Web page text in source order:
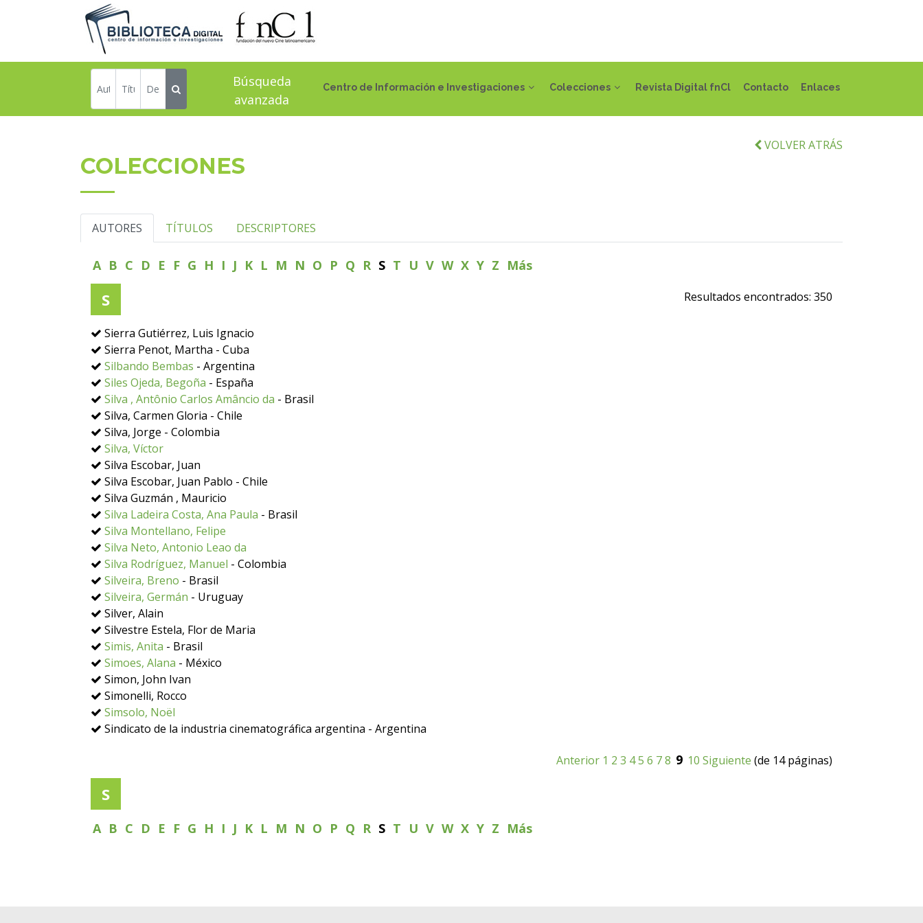
Centro de Información e Investigaciones Colecciones Revista Digital fnCl Contacto Enlaces
Búsqueda
avanzada
VOLVER ATRÁS
COLECCIONES
AUTORES TÍTULOS DESCRIPTORES
A B C D E F G H I J K L M N O P Q R S T U V W X Y Z Más
S Resultados encontrados: 350
Sierra Gutiérrez, Luis Ignacio
Sierra Penot, Martha - Cuba
Silbando Bembas - Argentina
Siles Ojeda, Begoña - España
Silva , Antônio Carlos Amâncio da - Brasil
Silva, Carmen Gloria - Chile
Silva, Jorge - Colombia
Silva, Víctor
Silva Escobar, Juan
Silva Escobar, Juan Pablo - Chile
Silva Guzmán , Mauricio
Silva Ladeira Costa, Ana Paula - Brasil
Silva Montellano, Felipe
Silva Neto, Antonio Leao da
Silva Rodríguez, Manuel - Colombia
Silveira, Breno - Brasil
Silveira, Germán - Uruguay
Silver, Alain
Silvestre Estela, Flor de Maria
Simis, Anita - Brasil
Simoes, Alana - México
Simon, John Ivan
Simonelli, Rocco
Simsolo, Noël
Sindicato de la industria cinematográfica argentina - Argentina
Anterior 1 2 3 45 6 78 9 10 Siguiente (de 14 páginas)
S
A B C D E F G H I J K L M N O P Q R S T U V W X Y Z Más